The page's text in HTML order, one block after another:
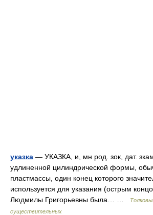
указка — УКАЗКА, и, мн род. зок, дат.
удлиненной цилиндрической формы,
пластмассы, один конец которого
используется для указания (острым
Людмилы Григорьевны была… …
существительных